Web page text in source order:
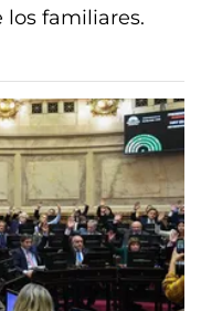
familiares.